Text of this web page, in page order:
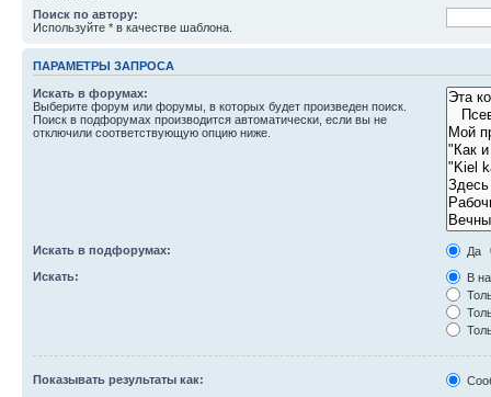
Поиск по автору:
Используйте * в качестве шаблона.
ПАРАМЕТРЫ ЗАПРОСА
Искать в форумах:
Выберите форум или форумы, в которых будет произведен поиск.
Поиск в подфорумах производится автоматически, если вы не
отключили соответствующую опцию ниже.
Искать в подфорумах:
Да
Искать:
В
Показывать результаты как: